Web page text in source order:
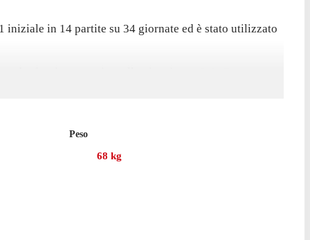
iniziale in 14 partite su 34 giornate ed è stato utilizzato
Peso
68 kg